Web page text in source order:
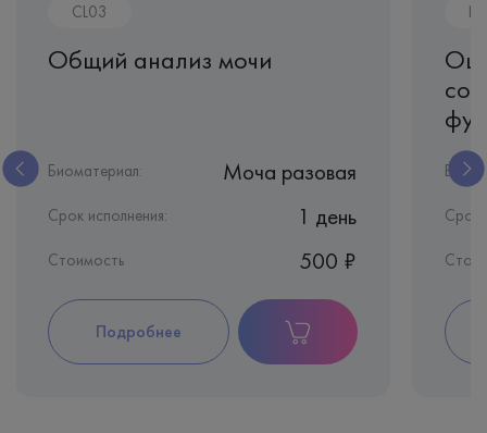
CL03
Общий анализ мочи
Биоматериал: Моча разовая
Срок исполнения: 1 день
Стоимость 500 ₽
Подробнее
Срок